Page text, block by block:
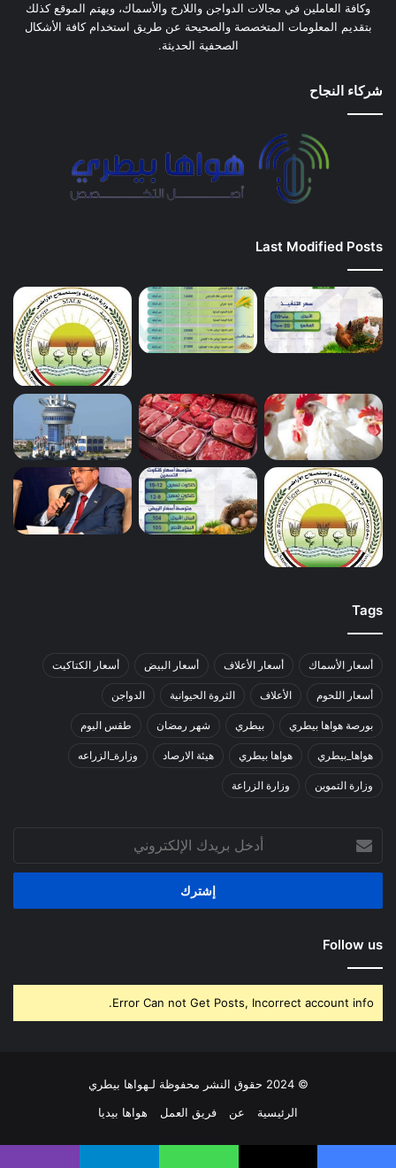
وكافة العاملين في مجالات الدواجن واللارج والأسماك، ويهتم الموقع كذلك
بتقديم المعلومات المتخصصة والصحيحة عن طريق استخدام كافة الأشكال
الصحفية الحديثة.
شركاء النجاح
Last Modified Posts
Tags
أسعار الأسماك أسعار الأعلاف أسعار البيض أسعار الكتاكيت
أسعار اللحوم الأعلاف الثروة الحيوانية الدواجن
بورصة هواها بيطري بيطري شهر رمضان طقس اليوم
هواها_بيطري هواها بيطري هيئة الارصاد وزارة_الزراعه
وزارة التموين وزارة الزراعة
بريدك
الإلكتروني
Follow us
Error Can not Get Posts, Incorrect account info.
© 2024 حقوق النشر محفوظة لـهواها بيطري
الرئيسية
عن فريق العمل هواها بيديا